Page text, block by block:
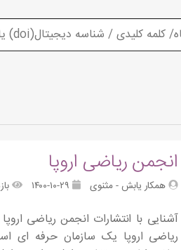
انجمن ریاضی اروپا
همکار یابش - مثنوی بازدید ۱۰۲۴
ریاضی اروپا یک سازمان حرفه ای